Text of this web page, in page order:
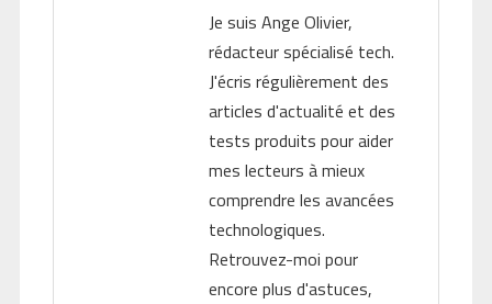
Je suis Ange Olivier,
rédacteur spécialisé tech.
J'écris régulièrement des
articles d'actualité et des
tests produits pour aider
mes lecteurs à mieux
comprendre les avancées
technologiques.
Retrouvez-moi pour
encore plus d'astuces,